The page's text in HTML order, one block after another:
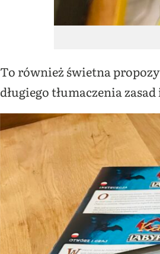
To również świetna
długiego tłumaczenia